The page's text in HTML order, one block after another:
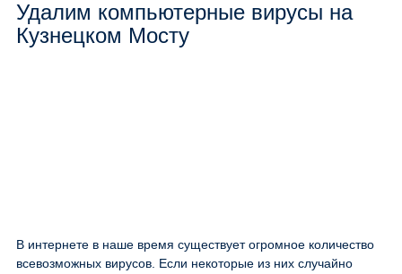
Удалим компьютерные вирусы на
Кузнецком Мосту
В интернете в наше время существует огромное количество
всевозможных вирусов. Если некоторые из них случайно